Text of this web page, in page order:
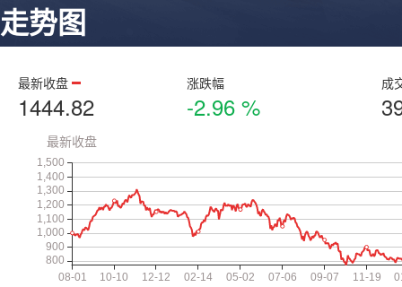
走势图
最新收盘
1444.82
涨跌幅
-2.96 %
成